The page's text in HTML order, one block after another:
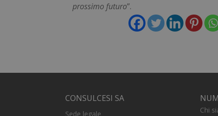
prossimo futuro”.
CONSULCESI SA
Sede legale
Chi
Nome
Nome
Fornitore
Dominio
__Secure-YNID